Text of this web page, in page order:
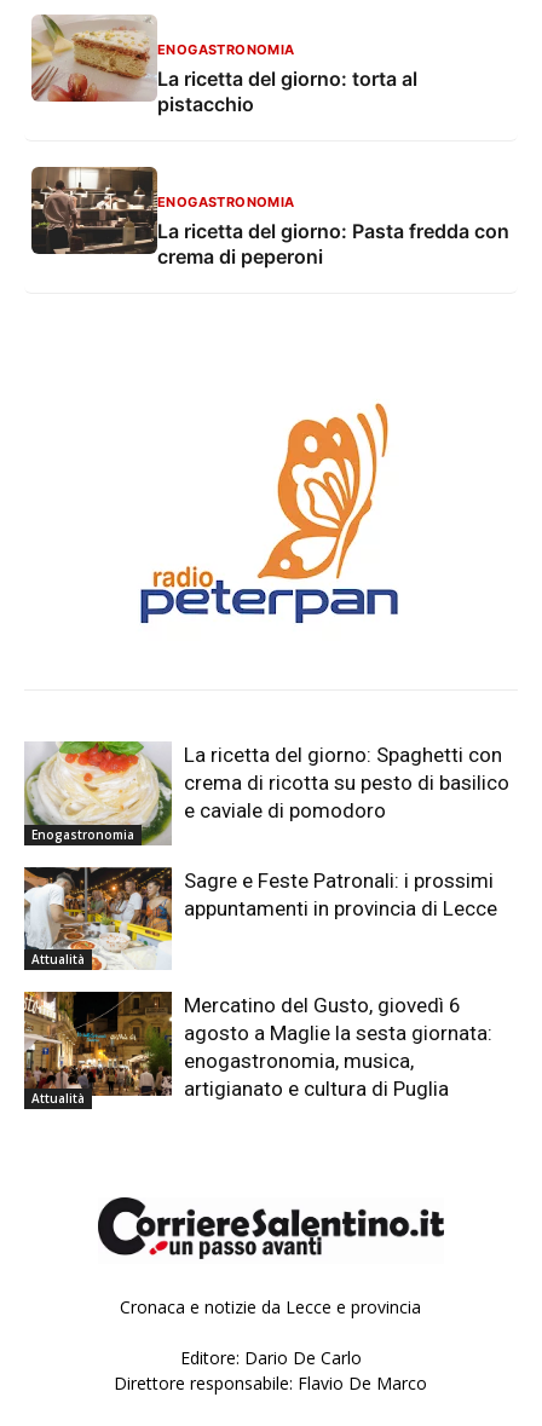
ENOGASTRONOMIA
La ricetta del giorno: torta al
pistacchio
ENOGASTRONOMIA
La ricetta del giorno: Pasta fredda con
crema di peperoni
Enogastronomia
La ricetta del giorno: Spaghetti con
crema di ricotta su pesto di basilico
e caviale di pomodoro
Attualità
Sagre e Feste Patronali: i prossimi
appuntamenti in provincia di Lecce
Attualità
Mercatino del Gusto, giovedì 6
agosto a Maglie la sesta giornata:
enogastronomia, musica,
artigianato e cultura di Puglia
Cronaca e notizie da Lecce e provincia
Editore: Dario De Carlo
Direttore responsabile: Flavio De Marco